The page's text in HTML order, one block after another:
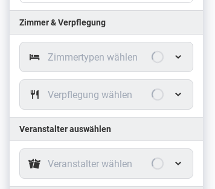
Zimmer & Verpflegung
Zimmertypen wählen
Verpflegung wählen
Veranstalter auswählen
Veranstalter wählen